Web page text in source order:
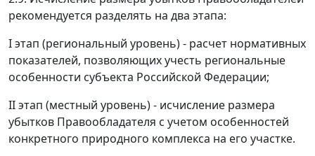
рекомендуется разделять на два этапа:
I этап (региональный уровень) - расчет нормативных
показателей, позволяющих учесть региональные
особенности субъекта Российской Федерации;
II этап (местный уровень) - исчисление размера
убытков Правообладателя с учетом особенностей
конкретного природного комплекса на его участке.